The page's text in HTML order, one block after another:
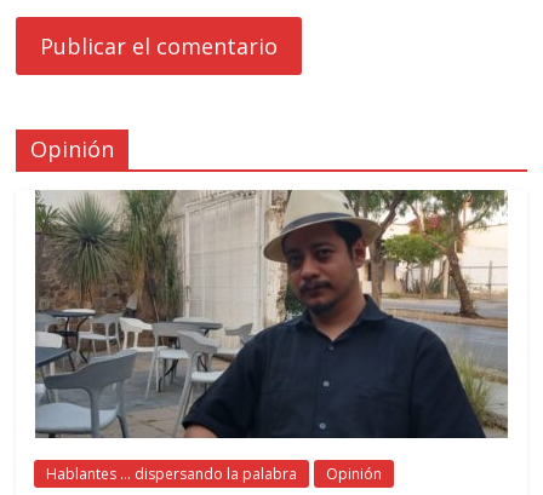
Opinión
Hablantes ... dispersando la palabra Opinión